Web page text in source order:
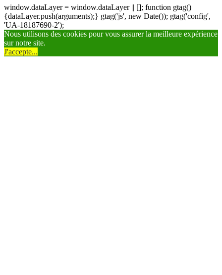
window.dataLayer = window.dataLayer || []; function gtag()
{dataLayer.push(arguments);} gtag('js', new Date()); gtag('config',
'UA-18187690-2');
Nous utilisons des cookies pour vous assurer la meilleure expérience
sur notre site.
J'accepte...